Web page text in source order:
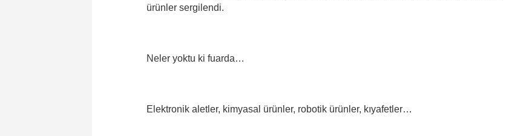
ürünler sergilendi.
Neler yoktu ki fuarda…
Elektronik aletler, kimyasal ürünler, robotik ürünler, kıyafetler…